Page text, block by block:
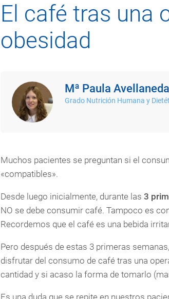
El café tras una
obesidad
Mª Paula Avellaneda
Grado Nutrición Humana y
Muchos pacientes se preguntan si el
«compatibles».
Desde luego inicialmente, durante las 3
NO se debe consumir café. Tampoco es
Recordemos que el café es una bebida
Pero después de estas 3 primeras
disfrutar del consumo de café tras una
cantidad y si acaso la forma de tomarlo